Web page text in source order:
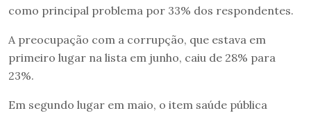
como principal problema por 33% dos respondentes.
A preocupação com a corrupção, que estava em
primeiro lugar na lista em junho, caiu de 28% para
23%.
Em segundo lugar em maio, o item saúde pública